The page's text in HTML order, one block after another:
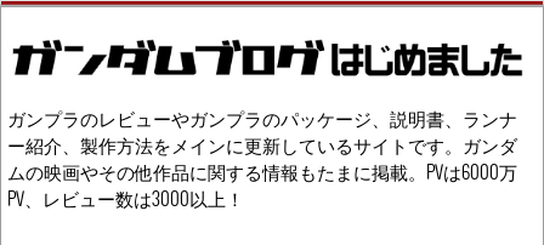
ガンプラのレビューやガンプラのパッケージ、説明書、ランナ
ー紹介、製作方法をメインに更新しているサイトです。ガンダ
ムの映画やその他作品に関する情報もたまに掲載。PVは6000万
PV、レビュー数は3000以上！